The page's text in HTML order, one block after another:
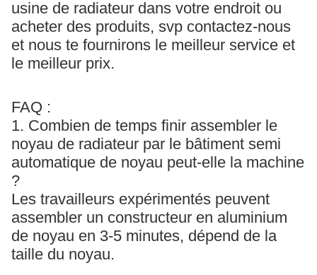
usine de radiateur dans votre endroit ou
acheter des produits, svp contactez-nous
et nous te fournirons le meilleur service et
le meilleur prix.
FAQ :
1. Combien de temps finir assembler le
noyau de radiateur par le bâtiment semi
automatique de noyau peut-elle la machine
?
Les travailleurs expérimentés peuvent
assembler un constructeur en aluminium
de noyau en 3-5 minutes, dépend de la
taille du noyau.